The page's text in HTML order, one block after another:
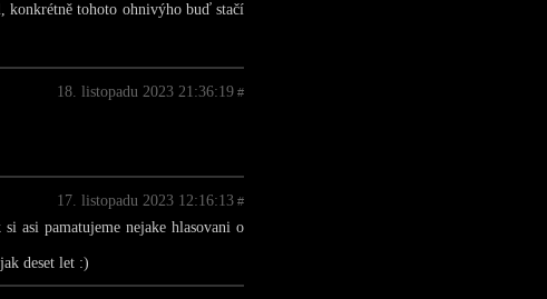
konkrétně tohoto ohnivýho buď stačí
18. listopadu 2023 21:36:19 #
17. listopadu 2023 12:16:13 #
asi pamatujeme nejake hlasovani o
deset let :)